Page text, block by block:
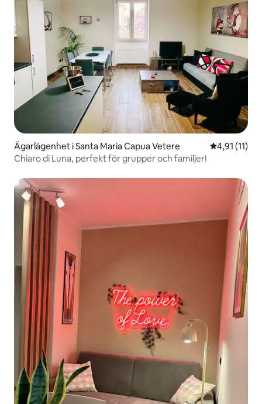
Ägarlägenhet i Santa Maria Capua Vetere 4,91 av 5 i
4,91 (11)
Chiaro di Luna, perfekt för grupper och familjer!